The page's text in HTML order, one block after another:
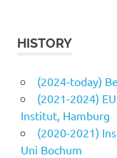
HISTORY
(2024-today)
(2021-2024)
Institut, Hamburg
(2020-2021)
Uni Bochum